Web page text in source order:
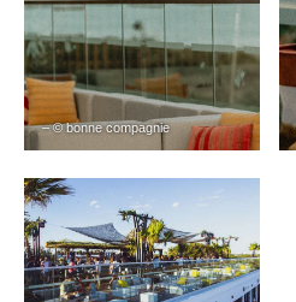
– © bonne compagnie